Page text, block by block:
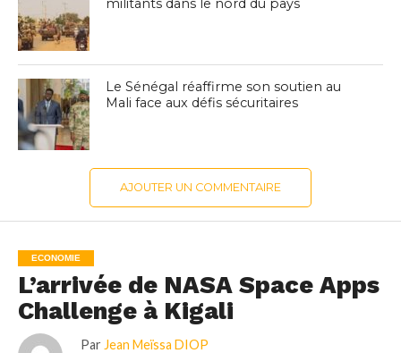
militants dans le nord du pays
Le Sénégal réaffirme son soutien au
Mali face aux défis sécuritaires
AJOUTER UN COMMENTAIRE
ECONOMIE
L’arrivée de NASA Space Apps
Challenge à Kigali
Par Jean Meïssa DIOP